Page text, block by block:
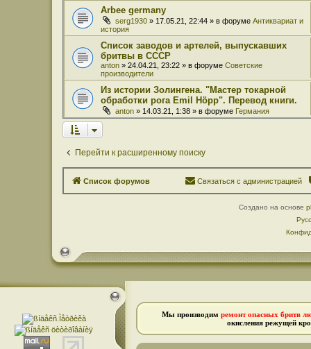
Arbee germany
serg1930 » 17.05.21, 22:44 » в форуме Антиквариат и
история
Список заводов и артелей, выпускавших
бритвы в СССР
anton » 24.04.21, 23:22 » в форуме Советские
производители
Из истории Золингена. "Мастер токарной
обработки рога Emil Höpp". Перевод книги.
anton » 14.03.21, 1:38 » в форуме Германия
Перейти к расширенному поиску
Список форумов Связаться с администрацией
Создано на основе
Мы производим ремонт опасных бритв
окисления режущей